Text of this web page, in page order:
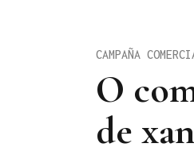
O
de
CAMPAÑA